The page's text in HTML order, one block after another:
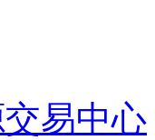
易中心